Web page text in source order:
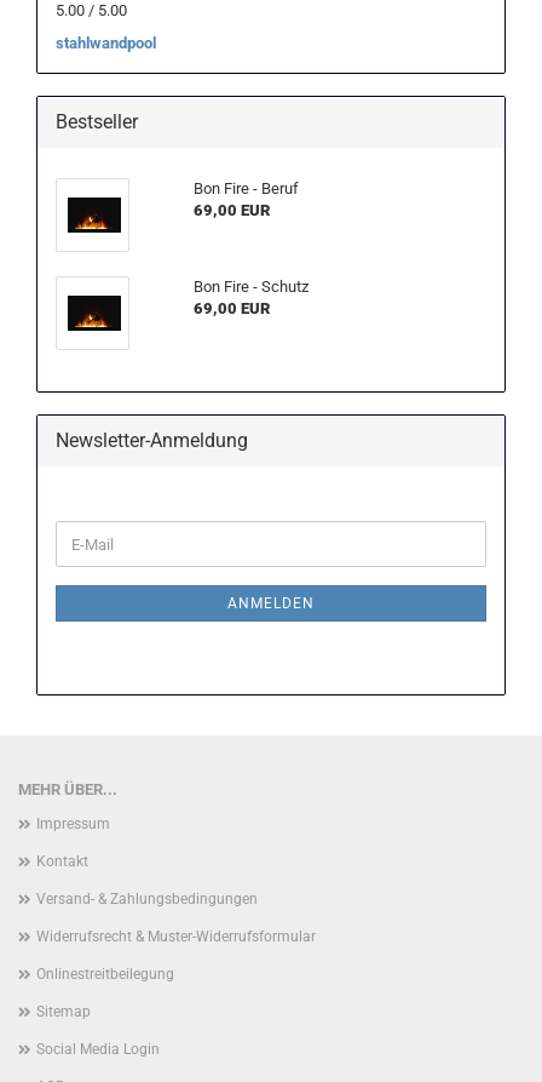
5.00 / 5.00
stahlwandpool
Bestseller
Bon Fire - Beruf
69,00 EUR
Bon Fire - Schutz
69,00 EUR
Newsletter-Anmeldung
ZUR
E-
Mail
ANMELDEN
MEHR ÜBER...
Impressum
Kontakt
Versand- & Zahlungsbedingungen
Widerrufsrecht & Muster-Widerrufsformular
Onlinestreitbeilegung
Sitemap
Social Media Login